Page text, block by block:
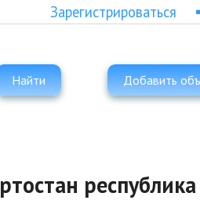
Зарегистрироваться
Найти Добавить
республика